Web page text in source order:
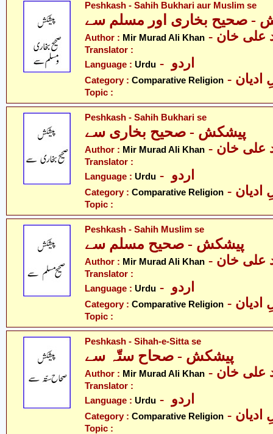
Peshkash - Sahih Bukhari aur Muslim se
- صحیح بخاری اور مسلم سے
Author : Mir Murad Ali Khan علی خان
Translator :
Language : Urdu
Category : Comparative Religion ادیان
Topic :
Peshkash - Sahih Bukhari se
پیشکش - صحیح بخاری سے
Author : Mir Murad Ali Khan علی خان
Translator :
Language : Urdu
Category : Comparative Religion ادیان
Topic :
Peshkash - Sahih Muslim se
پیشکش - صحیح مسلم سے
Author : Mir Murad Ali Khan علی خان
Translator :
Language : Urdu
Category : Comparative Religion ادیان
Topic :
Peshkash - Sihah-e-Sitta se
پیشکش - صحاح ستّہ سے
Author : Mir Murad Ali Khan علی خان
Translator :
Language : Urdu
Category : Comparative Religion ادیان
Topic :